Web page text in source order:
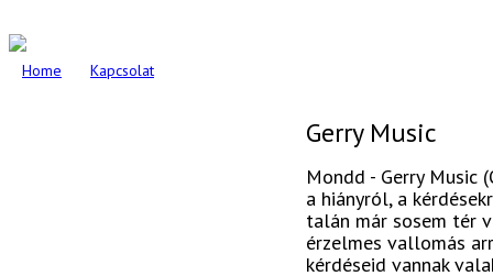
Home Kapcsolat
Gerry Music
Mondd - Gerry Music
a hiányról, a
talán már sosem tér
érzelmes vallomás
kérdéseid vannak